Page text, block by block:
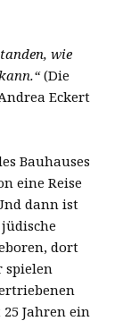
wie
(Die
Eckert
Bauhauses
eine Reise
dann ist
dort
spielen
Jahren ein